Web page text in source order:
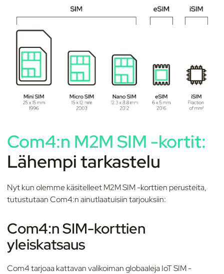
Com4:n M2M SIM -kortit:
Lähempi tarkastelu
Nyt kun olemme käsitelleet M2M SIM -korttien perusteita,
tutustutaan Com4:n ainutlaatuisiin tarjouksiin:
Com4:n SIM-korttien
yleiskatsaus
Com4 tarjoaa kattavan valikoiman globaaleja IoT SIM -